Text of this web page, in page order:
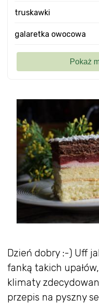
Dzień dobry :-) Uff
fanką takich
klimaty
przepis na pyszny
truskawki
galaretka owocowa